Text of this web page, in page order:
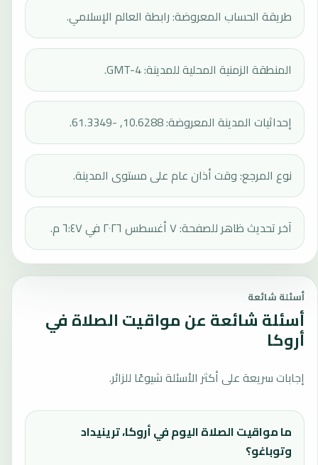
طريقة الحساب المعروضة: رابطة العالم الإسلامي.
المنطقة الزمنية المحلية للمدينة: GMT-4.
إحداثيات المدينة المعروضة: 10.6288, -61.3349.
نوع المرجع: وقت أذان عام على مستوى المدينة.
آخر تحديث ظاهر للصفحة: ٧ أغسطس ٢٠٢٦ في ٦:٤٧ م.
أسئلة شائعة
أسئلة شائعة عن مواقيت الصلاة في
أروكا
إجابات سريعة على أكثر الأسئلة شيوعًا للزائر.
ما مواقيت الصلاة اليوم في أروكا، ترينيداد
وتوباغو؟